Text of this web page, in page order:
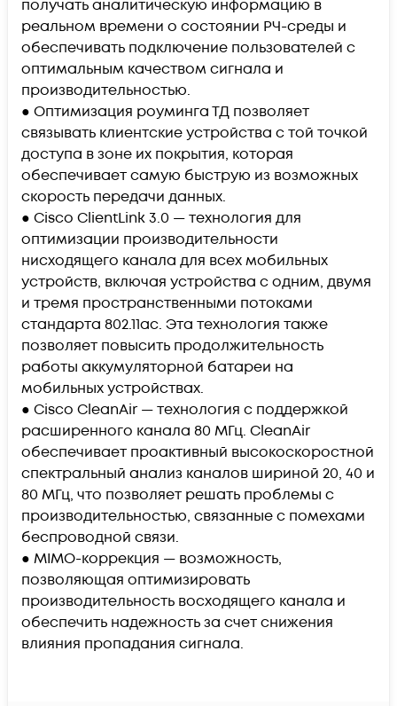
получать аналитическую информацию в
реальном времени о состоянии РЧ-среды и
обеспечивать подключение пользователей с
оптимальным качеством сигнала и
производительностью.
● Оптимизация роуминга ТД позволяет
связывать клиентские устройства с той точкой
доступа в зоне их покрытия, которая
обеспечивает самую быструю из возможных
скорость передачи данных.
● Cisco ClientLink 3.0 — технология для
оптимизации производительности
нисходящего канала для всех мобильных
устройств, включая устройства с одним, двумя
и тремя пространственными потоками
стандарта 802.11ac. Эта технология также
позволяет повысить продолжительность
работы аккумуляторной батареи на
мобильных устройствах.
● Cisco CleanAir — технология с поддержкой
расширенного канала 80 МГц. CleanAir
обеспечивает проактивный высокоскоростной
спектральный анализ каналов шириной 20, 40 и
80 МГц, что позволяет решать проблемы с
производительностью, связанные с помехами
беспроводной связи.
● MIMO-коррекция — возможность,
позволяющая оптимизировать
производительность восходящего канала и
обеспечить надежность за счет снижения
влияния пропадания сигнала.